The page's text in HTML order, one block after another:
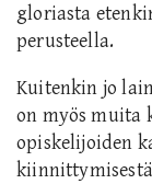
gloriasta
perusteella.
Kuitenkin jo
on myös muita
opiskelijoiden